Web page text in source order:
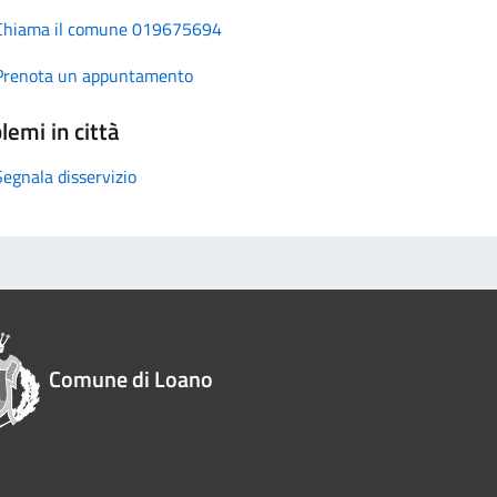
il comune 019675694
un appuntamento
in città
disservizio
Comune di Loano